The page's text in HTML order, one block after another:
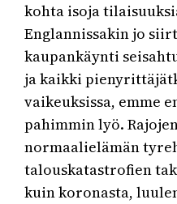
kohta isoja
Englannissakin jo
kaupankäynti
ja kaikki
vaikeuksissa, emme
pahimmin lyö.
normaalielämän
talouskatastrofien
kuin koronasta,